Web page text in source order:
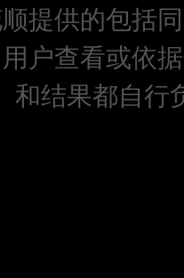
提供的包括
户查看或依
和结果都自行